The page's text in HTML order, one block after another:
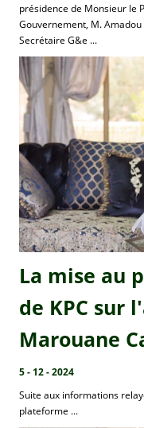
présidence de Monsieur le
Gouvernement, M.
Secrétaire G&e ...
La mise au
de KPC sur
Marouane
5 - 12 - 2024
Suite aux informations
plateforme ...